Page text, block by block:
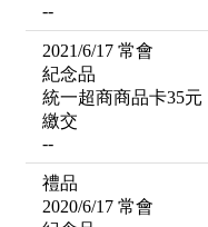
--
2021/6/17 常會
紀念品
統一超商商品卡35元
繳交
--
禮品
2020/6/17 常會